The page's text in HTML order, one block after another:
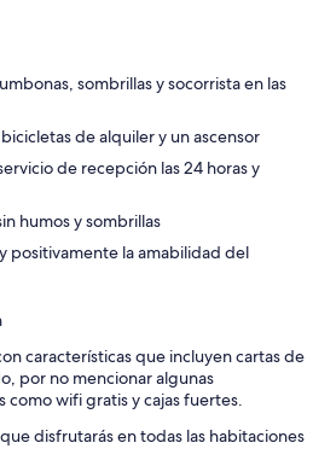
sombrillas y socorrista en las
de alquiler y un ascensor
de recepción las 24 horas y
humos y sombrillas
positivamente la amabilidad del
características que incluyen cartas de
por no mencionar algunas
como wifi gratis y cajas fuertes.
disfrutarás en todas las habitaciones